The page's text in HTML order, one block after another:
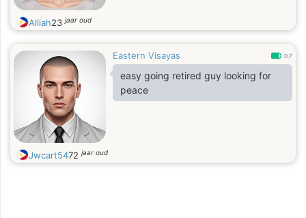
Alliah23jaar oud
Eastern Visayas 0.7
easy going retired guy looking for
peace
Jwcart5472jaar oud